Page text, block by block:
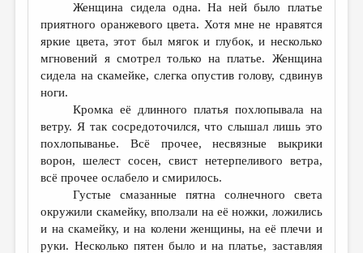
Женщина сидела одна. На ней было платье
приятного оранжевого цвета. Хотя мне не нравятся
яркие цвета, этот был мягок и глубок, и несколько
мгновений я смотрел только на платье. Женщина
сидела на скамейке, слегка опустив голову, сдвинув
ноги.
Кромка её длинного платья похлопывала на
ветру. Я так сосредоточился, что слышал лишь это
похлопыванье. Всё прочее, несвязные выкрики
ворон, шелест сосен, свист нетерпеливого ветра,
всё прочее ослабело и смирилось.
Густые смазанные пятна солнечного света
окружили скамейку, вползали на её ножки, ложились
и на скамейку, и на колени женщины, на её плечи и
руки. Несколько пятен было и на платье, заставляя